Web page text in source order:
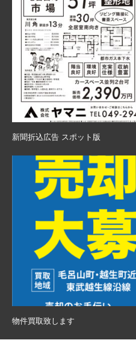
新聞折込広告 スポット版
物件買取致します